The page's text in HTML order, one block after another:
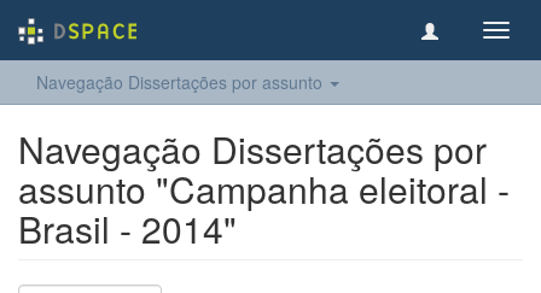
Navegação Dissertações por assunto
Navegação Dissertações por
assunto "Campanha eleitoral -
Brasil - 2014"